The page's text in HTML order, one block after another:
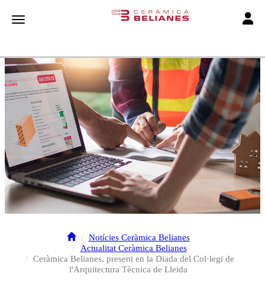
Toggle navigation
Notícies Ceràmica Belianes
Actualitat Ceràmica Belianes
Ceràmica Belianes, present en la Diada del Col·legi de
l'Arquitectura Tècnica de Lleida